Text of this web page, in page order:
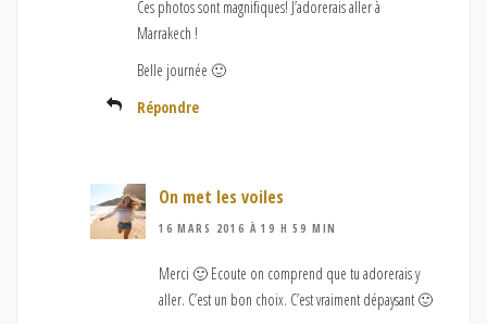
Ces photos sont magnifiques! J’adorerais aller à
Marrakech !
Belle journée 🙂
Répondre
On met les voiles
16 MARS 2016 À 19 H 59 MIN
Merci 🙂 Ecoute on comprend que tu adorerais y
aller. C’est un bon choix. C’est vraiment dépaysant 🙂